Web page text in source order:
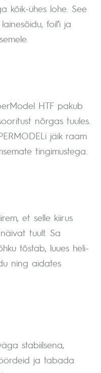
kõik-ühes lohe. See
foil’i ja
HTF pakub
nõrgas tuules.
jäik raam
tingimustega.
et selle kiirus
tuult. Sa
tõstab, luues heli-
ning aidates
stabiilsena,
ja tabada